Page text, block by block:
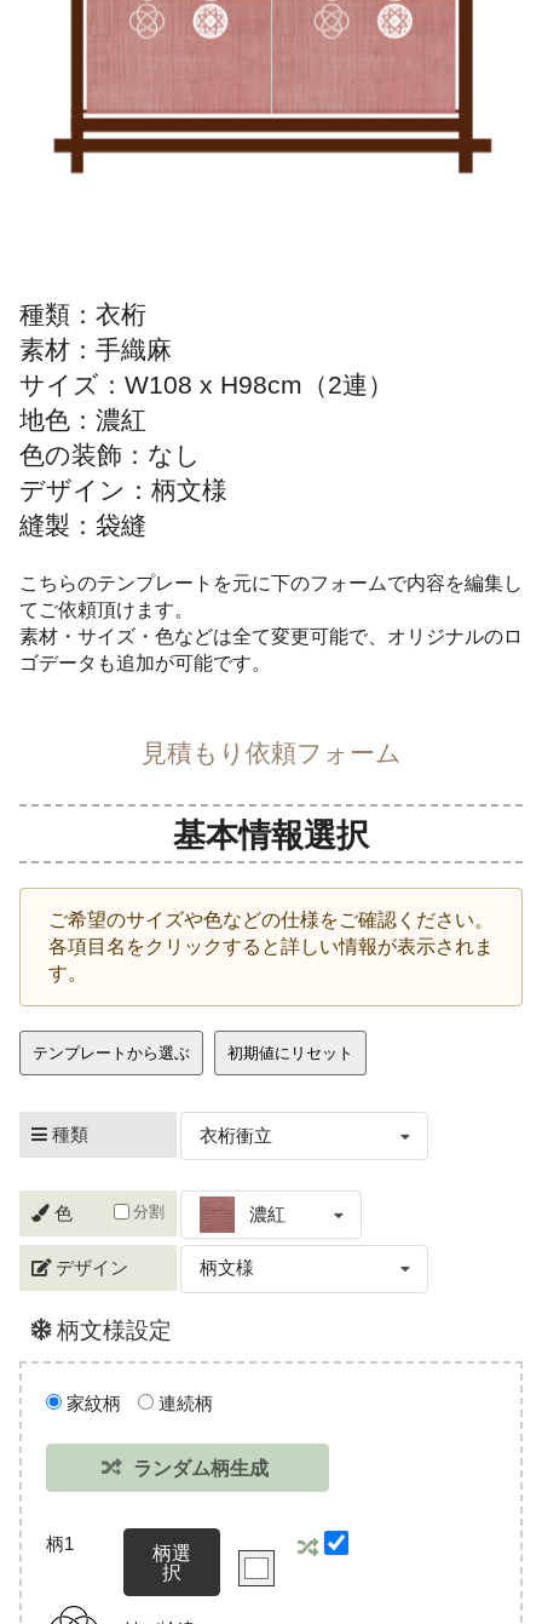
種類：衣桁
素材：手織麻
サイズ：W108 x H98cm（2連）
地色：濃紅
色の装飾：なし
デザイン：柄文様
縫製：袋縫
こちらのテンプレートを元に下のフォームで内容を編集し
てご依頼頂けます。
素材・サイズ・色などは全て変更可能で、オリジナルのロ
ゴデータも追加が可能です。
見積もり依頼フォーム
基本情報選択
ご希望のサイズや色などの仕様をご確認ください。
各項目名をクリックすると詳しい情報が表示されま
す。
テンプレートから選ぶ 初期値にリセット
種類 衣桁衝立
色 分割 濃紅
デザイン 柄文様
柄文様設定
家紋柄 連続柄
ランダム柄生成
柄1
柄選
択